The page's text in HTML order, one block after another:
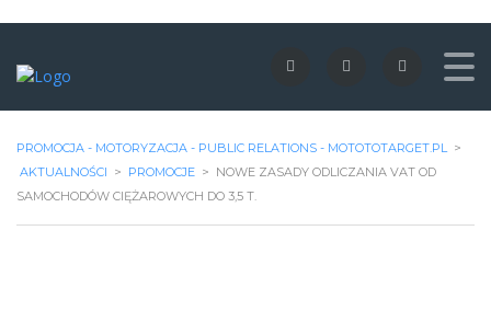
PROMOCJA - MOTORYZACJA - PUBLIC RELATIONS - MOTOTOTARGET.PL >
AKTUALNOŚCI > PROMOCJE > NOWE ZASADY ODLICZANIA VAT OD
SAMOCHODÓW CIĘŻAROWYCH DO 3,5 T.